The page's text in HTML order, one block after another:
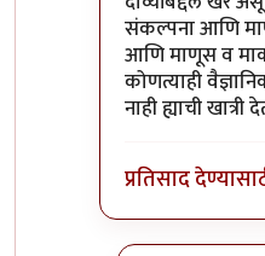
संकल्पना आणि
आणि माणूस व
कोणत्याही
नाही ह्याची खात्री
प्रतिसाद